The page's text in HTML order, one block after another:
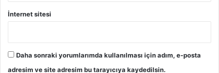
İnternet sitesi
Daha sonraki yorumlarımda kullanılması için adım, e-posta
adresim ve site adresim bu tarayıcıya kaydedilsin.